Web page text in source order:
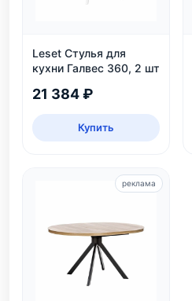
Leset Стулья для
кухни Галвес 360, 2 шт
21 384 ₽
Купить
реклама